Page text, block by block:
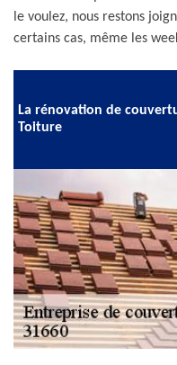
le voulez, nous restons
certains cas, même les
La rénovation de
Toiture